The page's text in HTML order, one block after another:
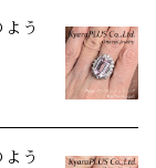
う
う